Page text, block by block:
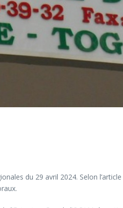
du 29 avril 2024. Selon